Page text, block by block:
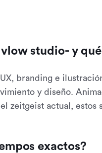
studio- y
branding e
y diseño.
zeitgeist actual, estos
exactos?